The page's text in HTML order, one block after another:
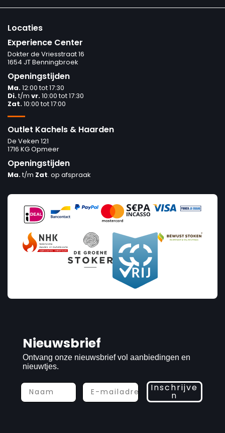
Locaties
Experience Center
Dokter de Vriesstraat 16
1654 JT Benningbroek
Openingstijden
Ma.12:00 tot 17:30
Di.t/m vr.10:00 tot 17:30
Zat.10:00 tot 17:00
Outlet Kachels & Haarden
De Veken 121
1716 KG Opmeer
Openingstijden
Ma.t/m Zat. op afspraak
Nieuwsbrief
Ontvang onze nieuwsbrief vol aanbiedingen en
nieuwtjes.
Inschrijve
n